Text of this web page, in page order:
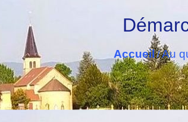
Accueil/Au